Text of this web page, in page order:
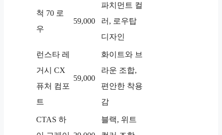
척 70 로
우
59,000
파치먼트 컬
러, 로우탑
디자인
런스타 레
거시 CX
퓨처 컴포
트
59,000
화이트와 브
라운 조합,
편안한 착용
감
CTAS 하
블랙, 위트